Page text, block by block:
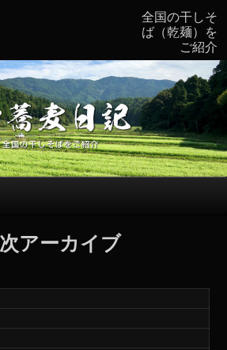
ツ
へ
ス
キ
ッ
プ
全国の干しそ
ば（乾麺）を
ご紹介
アーカイブ